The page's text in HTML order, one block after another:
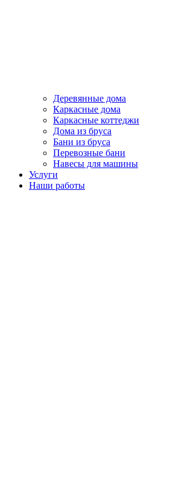
Деревянные дома
Каркасные дома
Каркасные коттеджи
Дома из бруса
Бани из бруса
Перевозные бани
Навесы для машины
Услуги
Наши работы